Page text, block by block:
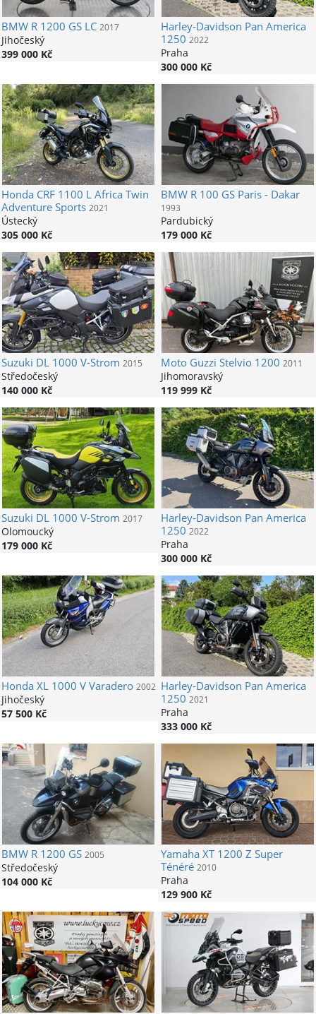
BMWR 1200 GS LC 2017
Jihočeský
399 000 Kč
Harley-Davidson Pan America
1250 2022
Praha
300 000 Kč
HondaCRF 1100 L Africa Twin
Adventure Sports 2021
Ústecký
305 000 Kč
BMWR 100 GS Paris - Dakar
1993
Pardubický
179 000 Kč
Suzuki DL 1000 V-Strom 2015
Středočeský
140 000 Kč
Moto Guzzi Stelvio 1200 2011
Jihomoravský
119 999 Kč
Suzuki DL 1000 V-Strom 2017
Olomoucký
179 000 Kč
Harley-Davidson Pan America
1250 2022
Praha
300 000 Kč
HondaXL 1000 V Varadero 2002
Jihočeský
57 500 Kč
Harley-Davidson Pan America
1250 2021
Praha
333 000 Kč
BMWR 1200 GS 2005
Středočeský
104 000 Kč
YamahaXT 1200 Z Super
Ténéré 2010
Praha
129 900 Kč